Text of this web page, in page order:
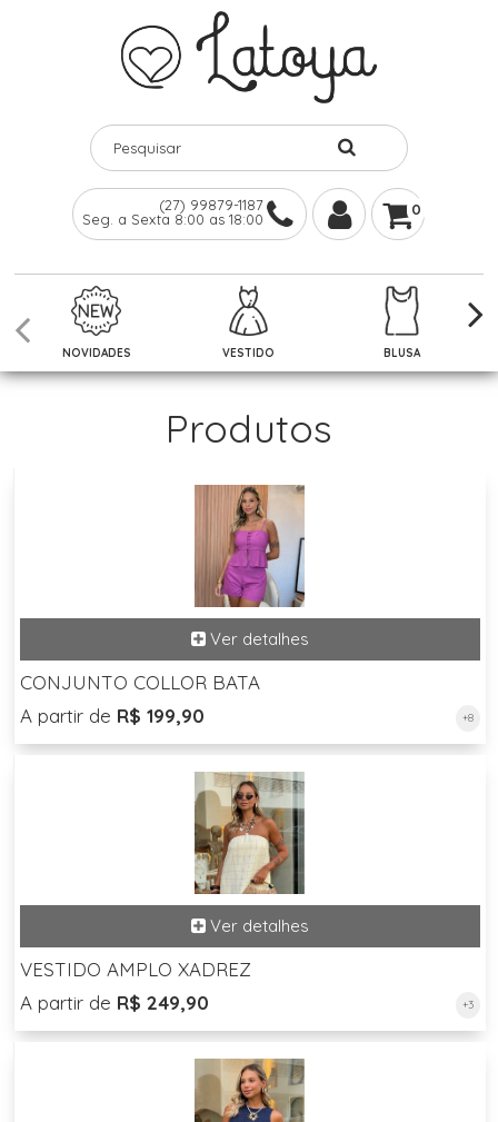
(27) 99879-1187
Seg. a Sexta 8:00 as 18:00
0
NOVIDADES VESTIDO BLUSA
Produtos
CONJUNTO COLLOR BATA
A partir de R$ 199,90 +8
VESTIDO AMPLO XADREZ
A partir de R$ 249,90 +3